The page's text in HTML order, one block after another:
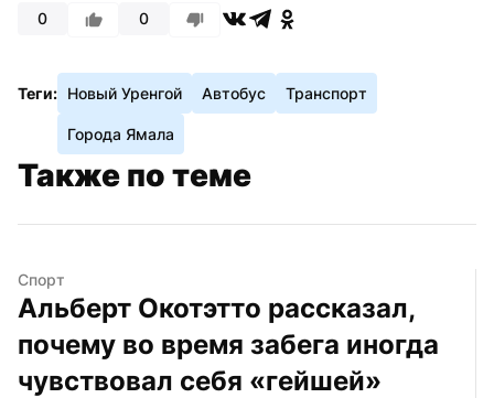
0 0
Теги: Новый Уренгой Автобус Транспорт
Города Ямала
Также по теме
Спорт
Альберт Окотэтто рассказал,
почему во время забега иногда
чувствовал себя «гейшей»